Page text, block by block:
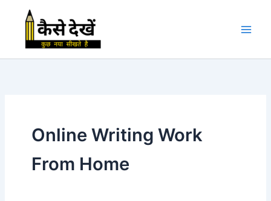
Online Writing Work
From Home